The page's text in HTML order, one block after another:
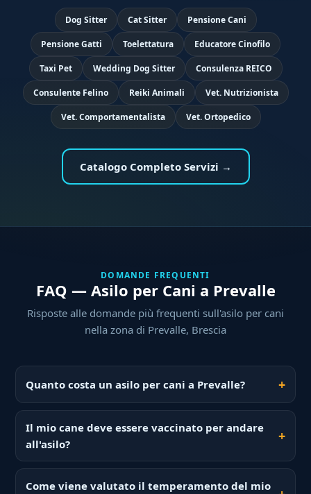
Dog Sitter Cat Sitter Pensione Cani
Pensione Gatti Toelettatura Educatore Cinofilo
Taxi Pet Wedding Dog Sitter Consulenza REICO
Consulente Felino Reiki Animali Vet. Nutrizionista
Vet. Comportamentalista Vet. Ortopedico
Catalogo Completo Servizi →
DOMANDE FREQUENTI
FAQ — Asilo per Cani a Prevalle
Risposte alle domande più frequenti sull'asilo per cani
nella zona di Prevalle, Brescia
Quanto costa un asilo per cani a Prevalle?
Il mio cane deve essere vaccinato per andare
all'asilo?
Come viene valutato il temperamento del mio